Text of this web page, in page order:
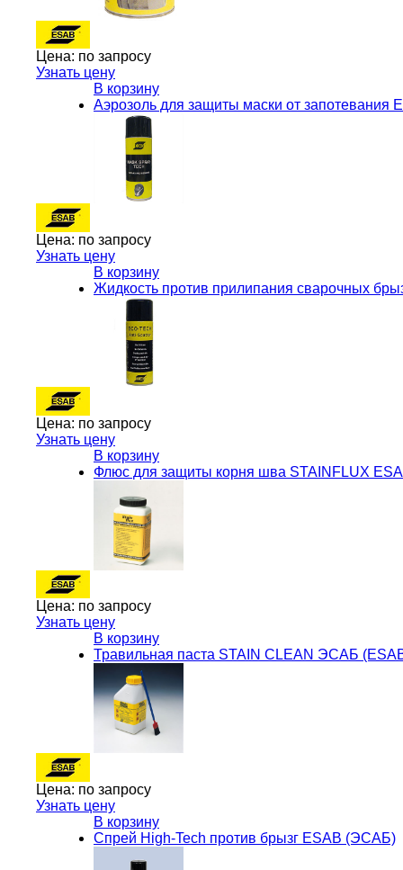
Цена: по запросу
Узнать цену
В корзину
Аэрозоль для защиты маски от запотевания
Цена: по запросу
Узнать цену
В корзину
Жидкость против прилипания сварочных
Цена: по запросу
Узнать цену
В корзину
Флюс для защиты корня шва STAINFLUX
Цена: по запросу
Узнать цену
В корзину
Травильная паста STAIN CLEAN ЭСАБ
Цена: по запросу
Узнать цену
В корзину
Спрей High-Tech против брызг ESAB (ЭСАБ)